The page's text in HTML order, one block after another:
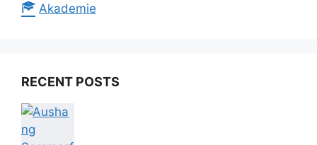
Akademie
RECENT POSTS